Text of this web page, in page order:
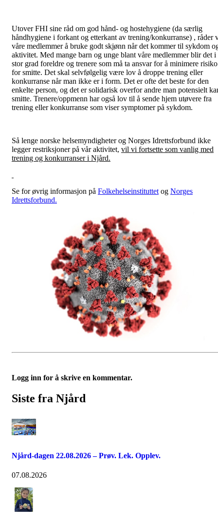
Utover FHI sine råd om god hånd- og hostehygiene (da særlig
håndhygiene i forkant og etterkant av trening/konkurranse) , råder
våre medlemmer å bruke godt skjønn når det kommer til sykdom
aktivitet. Med mange barn og unge blant våre medlemmer blir det i
stor grad foreldre og trenere som må ta ansvar for å minimere risiko
for smitte. Det skal selvfølgelig være lov å droppe trening eller
konkurranse når man ikke er i form. Det er ofte det beste for den
enkelte person, og det er solidarisk overfor andre man potensielt
smitte. Trenere/oppmenn har også lov til å sende hjem utøvere fra
trening eller konkurranse som viser symptomer på sykdom.
Så lenge norske helsemyndigheter og Norges Idrettsforbund ikke
legger restriksjoner på vår aktivitet, vil vi fortsette som vanlig med
trening og konkurranser i Njård.
Se for øvrig informasjon på Folkehelseinstituttet og Norges
Idrettsforbund.
Logg inn for å skrive en kommentar.
Siste fra Njård
Njård-dagen 22.08.2026 – Prøv. Lek. Opplev.
07.08.2026